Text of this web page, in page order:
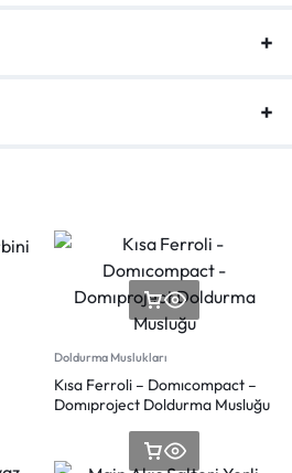
Doldurma Muslukları
Kısa Ferroli – Domıcompact –
Domıproject Doldurma Musluğu